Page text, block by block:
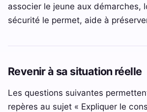
associer le jeune aux démarches,
sécurité le permet, aide à
Revenir à sa situation réelle
Les questions suivantes
repères au sujet « Expliquer le